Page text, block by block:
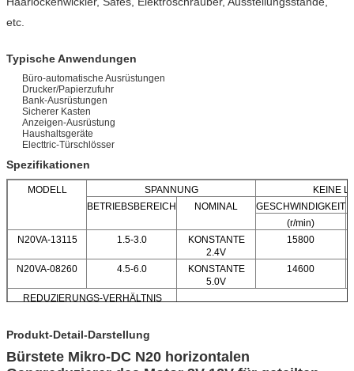
etc.
Typische Anwendungen
Büro-automatische Ausrüstungen
Drucker/Papierzufuhr
Bank-Ausrüstungen
Sicherer Kasten
Anzeigen-Ausrüstung
Haushaltsgeräte
Electtric-Türschlösser
Spezifikationen
MODELL SPANNUNG
KEINE
BETRIEBSBEREICH
NOMINAL
GESCHWINDIGKEIT
(r/min)
N20VA-13115
1.5-3.0
KONSTANTE
2.4V
15800
N20VA-08260 4.5-6.0
KONSTANTE
5.0V
14600
REDUZIERUNGS-VERHÄLTNIS
Produkt-Detail-Darstellung
Bürstete Mikro-DC N20 horizontalen